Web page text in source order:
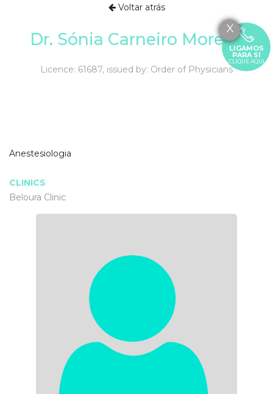
X
LIGAMOS
PARA SI
CLIQUE AQUI
Voltar atrás
Dr. Sónia Carneiro Moreira
Licence: 61687, issued by: Order of Physicians
Anestesiologia
CLINICS
Beloura Clinic